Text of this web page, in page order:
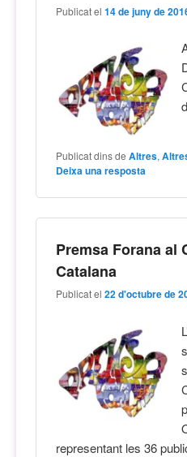
Publicat el14 de juny de
Publicat dins de Altres,
Deixa una resposta
Premsa Forana al
Catalana
Publicat el22 d'octubre de
representant les 36